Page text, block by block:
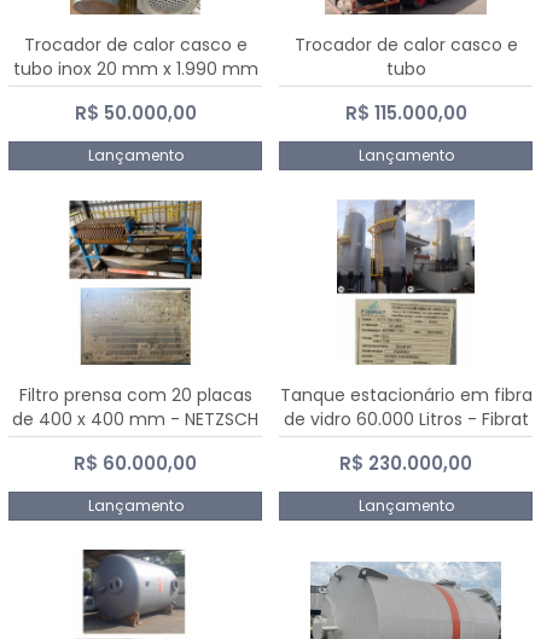
Trocador de calor casco e
tubo inox 20 mm x 1.990 mm
R$ 50.000,00
Lançamento
Trocador de calor casco e
tubo
R$ 115.000,00
Lançamento
Filtro prensa com 20 placas
de 400 x 400 mm - NETZSCH
R$ 60.000,00
Lançamento
Tanque estacionário em fibra
de vidro 60.000 Litros - Fibrat
R$ 230.000,00
Lançamento